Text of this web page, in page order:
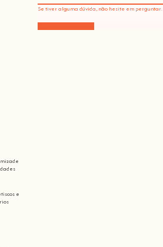
e
Se tiver alguma dúvida, não hesite em perguntar.